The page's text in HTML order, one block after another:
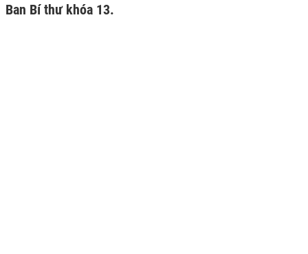
Ban Bí thư khóa 13.